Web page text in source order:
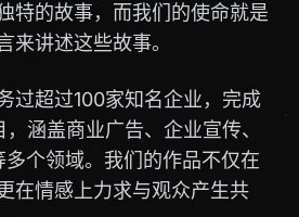
特的故事，而我们的使命就是
来讲述这些故事。
过超过100家知名企业，完成
涵盖商业广告、企业宣传、
个领域。我们的作品不仅在
在情感上力求与观众产生共